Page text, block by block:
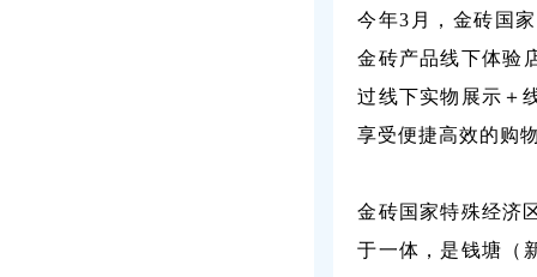
今年3月，金砖国
金砖产品线下体验
过线下实物展示＋
享受便捷高效的购
金砖国家特殊经济
于一体，是钱塘（